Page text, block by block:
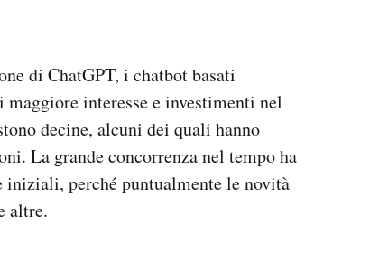
di ChatGPT, i chatbot basati
interesse e investimenti nel
decine, alcuni dei quali hanno
La grande concorrenza nel tempo ha
iniziali, perché puntualmente le novità
altre.